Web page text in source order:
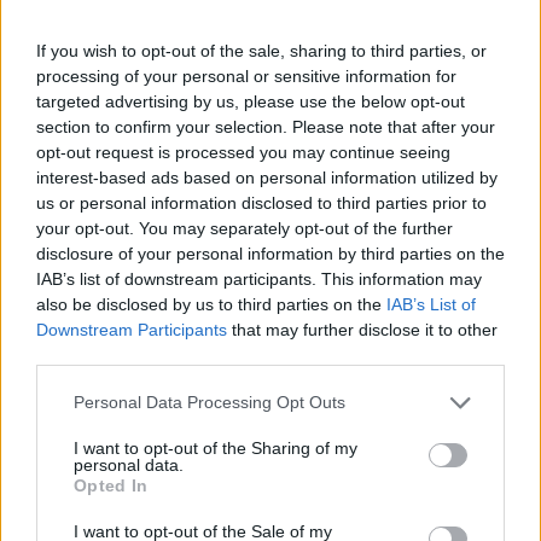
If you wish to opt-out of the sale, sharing to third parties, or
processing of your personal or sensitive information for
targeted advertising by us, please use the below opt-out
section to confirm your selection. Please note that after your
opt-out request is processed you may continue seeing
interest-based ads based on personal information utilized by
us or personal information disclosed to third parties prior to
your opt-out. You may separately opt-out of the further
disclosure of your personal information by third parties on the
IAB’s list of downstream participants. This information may
also be disclosed by us to third parties on the IAB’s List of
Downstream Participants that may further disclose it to other
Personal Data Processing Opt Outs
I want to opt-out of the Sharing of my
personal data.
Opted In
I want to opt-out of the Sale of my
bogatoplytkowe w te miejsca. Może któraś z
Was miala wykonywany tali zabieg i moze cos o
nim wiecej sie wypowiedzieć. Będę wdzięczna
za wszelkie informacje
gość
Test beta hcg kiedy?
Witam, chciałabym sprawdzić czy nie zaszłam
w ciążę. Mam nieregularne cykle więc nie mogę
stwierdzić czy doszło do owulacji, jestem w 22
dniu cyklu czy zrobienie takiego testu w tym
czasie da mi prawdziwy wynik żeby się nie
stresować na zapas czy w jakim czasie zrobić
taki test?
Forum:Ginekologia - forum dla rodziny i
pacjentki
POWIĄZANE
Tematy nastolatki antykoncepcja
pierwszy stosunek